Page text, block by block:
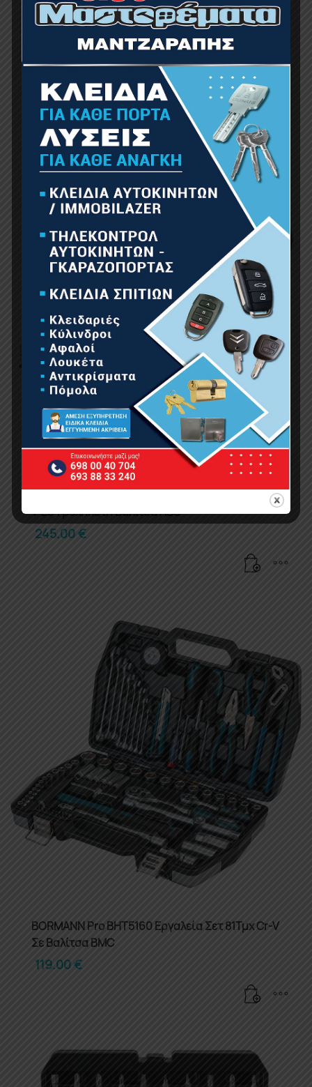
BORMANN Pro BHT5200 Καρυδάκια 1/2”, 1/4” &
3/8” Με Καστάνια 171Τεμ
145.00€
BORMANN Pro BHT5210 Εργαλεία Σετ 132Τμχ Cr-
V Σε Τροχήλατη Βαλίτσα ABS
245.00€
BORMANN Pro BHT5160 Εργαλεία Σετ 81Τμχ Cr-V
Σε Βαλίτσα BMC
119.00€